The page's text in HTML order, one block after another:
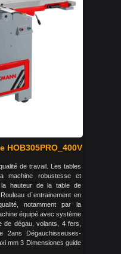
HOB305PRO_400V
de travail. Les tables
machine robustesse et
la hauteur de la table de
d´entrainement en
notamment par la
équipé avec système
de dégau, volants, 4 fers,
2ans Dégauchisseuses-
mm 3 Dimensiones guide